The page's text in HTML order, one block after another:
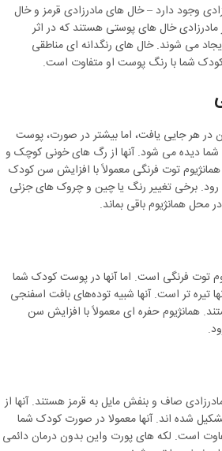
وجود دارد – خال های مادرزادی قرمز و خال
خال های پوستی هستند که در اثر
می شوند. خال های رنگدانه ای مناطقی
شما با رنگ پوست او متفاوت است.
در هر جایی یافت، اما بیشتر در صورت، پوست
دیده می شود. آنها از رگ های خونی کوچک و
توت فرنگی معمولاً با افزایش سن کودک
برخی تغییر رنگ یا چین و چروک های جزئی
همانژیوم باقی بماند.
توت فرنگی است. اما آنها در پوست کودک شما
تیره تر است. آنها شبیه توده‌های بافت اسفنجی
همانژیوم حفره ای معمولاً با افزایش سن
صاف و بنفش مایل به قرمز هستند. آنها از
شده اند. آنها معمولا در صورت کودک شما
است. لکه های پورت واین بدون درمان دائمی